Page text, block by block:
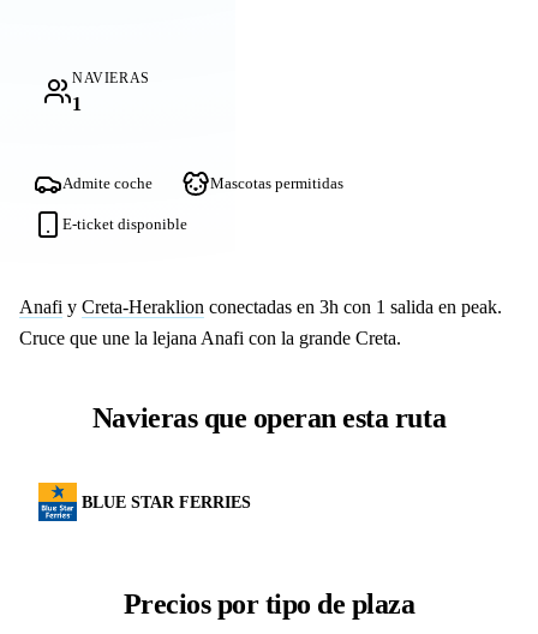
NAVIERAS
1
Admite coche Mascotas permitidas
E-ticket disponible
Anafi y Creta-Heraklion conectadas en 3h con 1 salida en peak.
Cruce que une la lejana Anafi con la grande Creta.
Navieras que operan esta ruta
BLUE STAR FERRIES
Precios por tipo de plaza